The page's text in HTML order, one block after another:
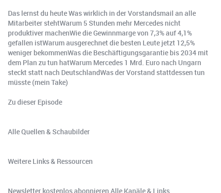
Das lernst du heute Was wirklich in der Vorstandsmail an alle
Mitarbeiter stehtWarum 5 Stunden mehr Mercedes nicht
produktiver machenWie die Gewinnmarge von 7,3% auf 4,1%
gefallen istWarum ausgerechnet die besten Leute jetzt 12,5%
weniger bekommenWas die Beschäftigungsgarantie bis 2034 mit
dem Plan zu tun hatWarum Mercedes 1 Mrd. Euro nach Ungarn
steckt statt nach DeutschlandWas der Vorstand stattdessen tun
müsste (mein Take)
Zu dieser Episode
Alle Quellen & Schaubilder
Weitere Links & Ressourcen
Newsletter kostenlos abonnieren Alle Kanäle & Links